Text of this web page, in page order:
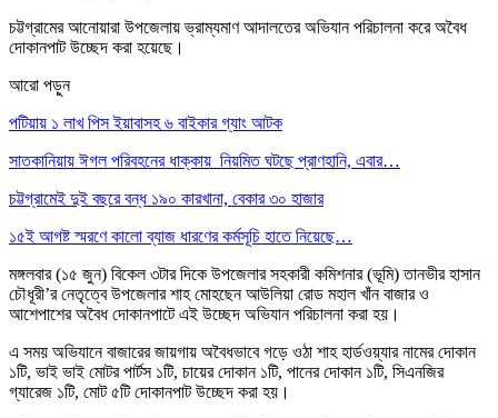
চট্টগ্রামের আনোয়ারা উপজেলায় ভ্রাম্যমাণ আদালতের অভিযান পরিচালনা করে অবৈধ
দোকানপাট উচ্ছেদ করা হয়েছে।
আরো পড়ুন
পটিয়ায় ১ লাখ পিস ইয়াবাসহ ৬ বাইকার গ্যাং আটক
সাতকানিয়ায় ঈগল পরিবহনের ধাক্কায় নিয়মিত ঘটছে প্রাণহানি, এবার…
চট্টগ্রামেই দুই বছরে বন্ধ ১৯০ কারখানা, বেকার ৩০ হাজার
১৫ই আগষ্ট স্মরণে কালো ব্যাজ ধারণের কর্মসূচি হাতে নিয়েছে…
মঙ্গলবার (১৫ জুন) বিকেল ৩টার দিকে উপজেলার সহকারী কমিশনার (ভূমি) তানভীর হাসান
চৌধূরী’র নেতৃত্বে উপজেলার শাহ মোহছেন আউলিয়া রোড মহাল খাঁন বাজার ও
আশেপাশের অবৈধ দোকানপাটে এই উচ্ছেদ অভিযান পরিচালনা করা হয়।
এ সময় অভিযানে বাজারের জায়গায় অবৈধভাবে গড়ে ওঠা শাহ হার্ডওয়্যার নামের দোকান
১টি, ভাই ভাই মোটর পার্টস ১টি, চায়ের দোকান ১টি, পানের দোকান ১টি, সিএনজির
গ্যারেজ ১টি, মোট ৫টি দোকানপাট উচ্ছেদ করা হয়।